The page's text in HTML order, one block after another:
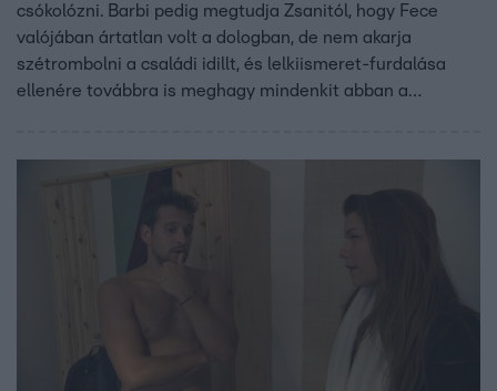
csókolózni. Barbi pedig megtudja Zsanitól, hogy Fece
valójában ártatlan volt a dologban, de nem akarja
szétrombolni a családi idillt, és lelkiismeret-furdalása
ellenére továbbra is meghagy mindenkit abban a